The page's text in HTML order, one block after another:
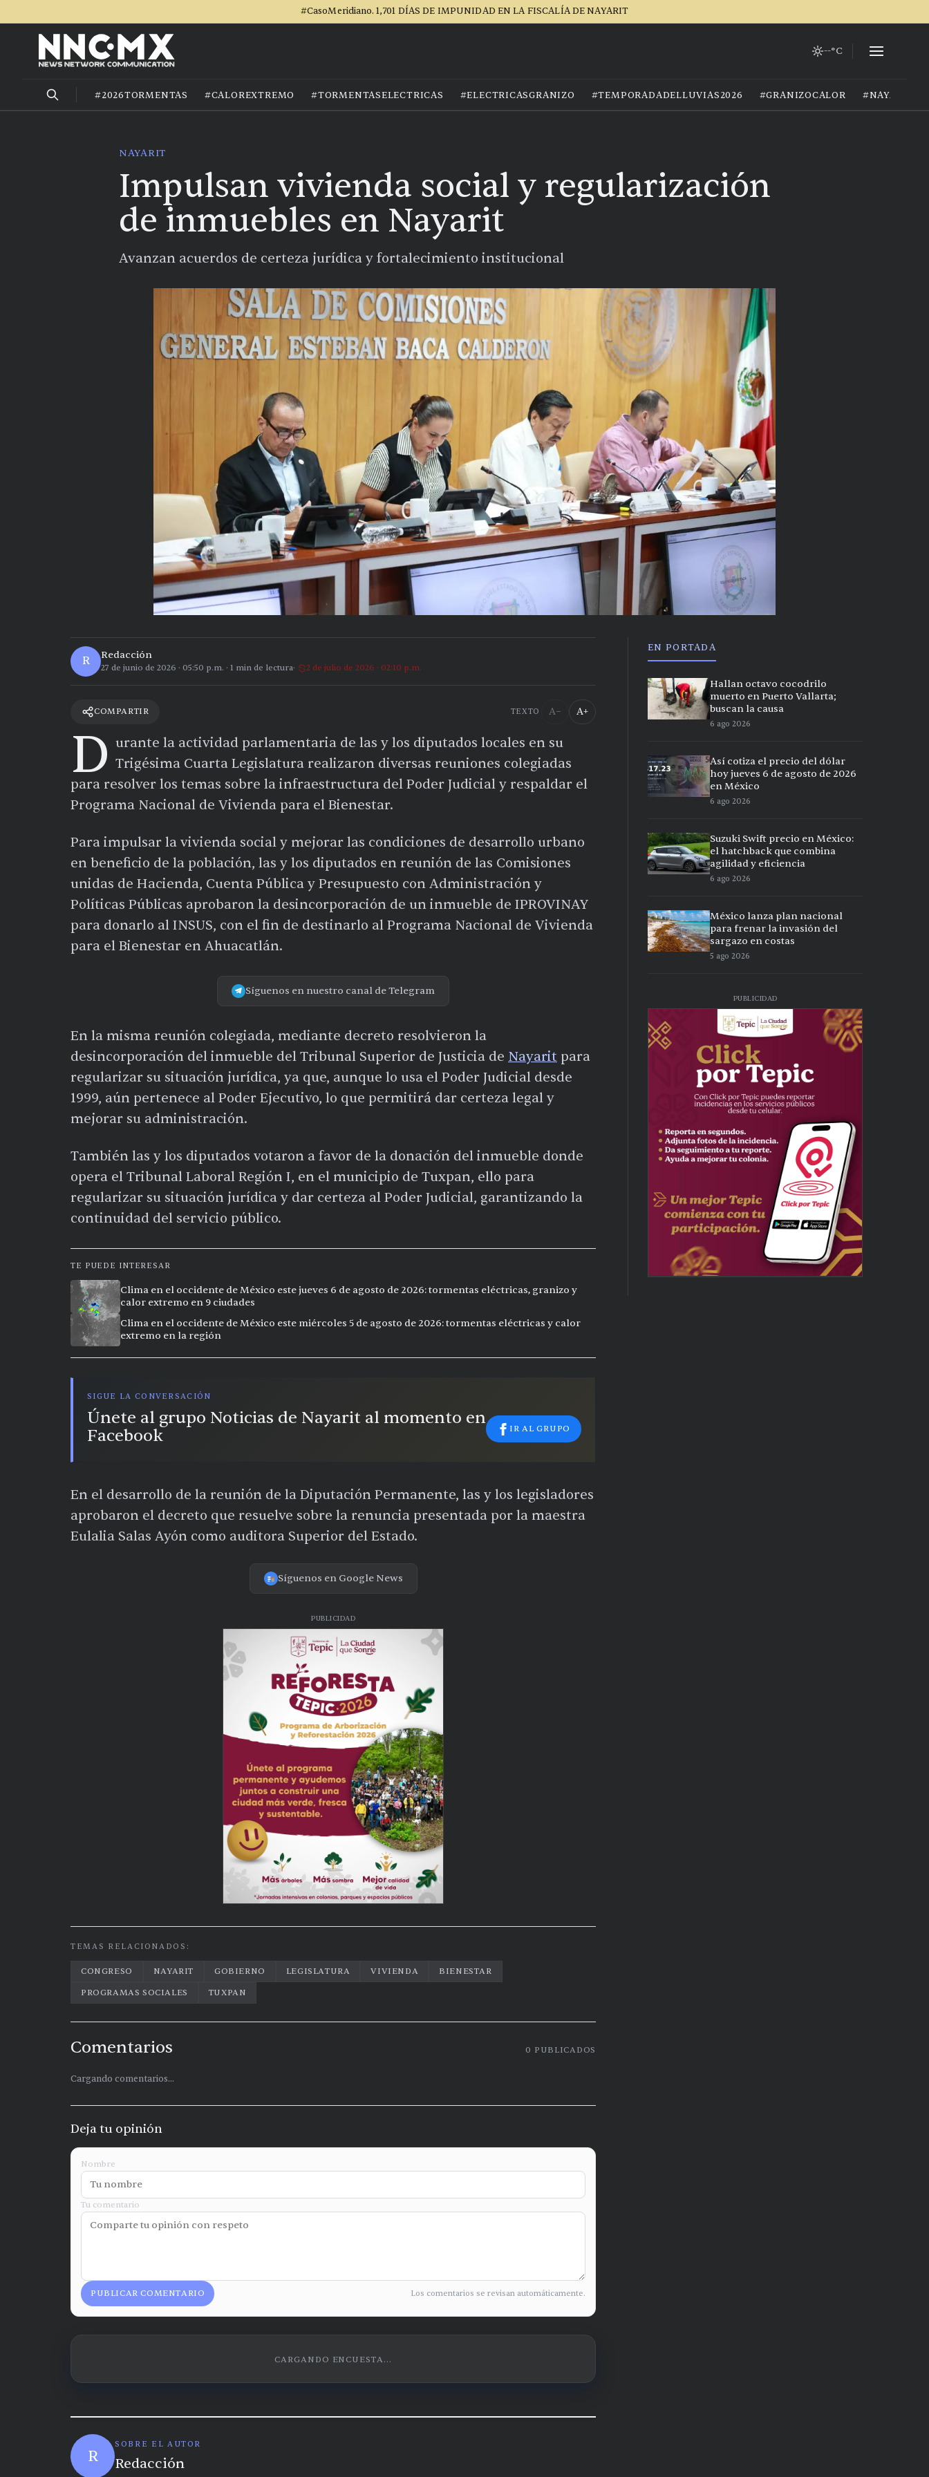
#CasoMeridiano. 1,701 DÍAS DE IMPUNIDAD EN LA FISCALÍA DE NAYARIT
--°C
#2026TORMENTAS #CALOREXTREMO #TORMENTASELECTRICAS #ELECTRICASGRANIZO #TEMPORADADELLUVIAS2026 #GRANIZOCALOR #NAYARIT
NAYARIT
Impulsan vivienda social y regularización
de inmuebles en Nayarit
Avanzan acuerdos de certeza jurídica y fortalecimiento institucional
R Redacción
27 de junio de 2026 · 05:50 p.m. · 1 min de lectura 2 de julio de 2026 · 02:10 p.m.
COMPARTIR TEXTO A− A+
D urante la actividad parlamentaria de las y los diputados locales en su
Trigésima Cuarta Legislatura realizaron diversas reuniones colegiadas
para resolver los temas sobre la infraestructura del Poder Judicial y respaldar el
Programa Nacional de Vivienda para el Bienestar.
Para impulsar la vivienda social y mejorar las condiciones de desarrollo urbano
en beneficio de la población, las y los diputados en reunión de las Comisiones
unidas de Hacienda, Cuenta Pública y Presupuesto con Administración y
Políticas Públicas aprobaron la desincorporación de un inmueble de IPROVINAY
para donarlo al INSUS, con el fin de destinarlo al Programa Nacional de Vivienda
para el Bienestar en Ahuacatlán.
Síguenos en nuestro canal de Telegram
En la misma reunión colegiada, mediante decreto resolvieron la
desincorporación del inmueble del Tribunal Superior de Justicia de Nayarit para
regularizar su situación jurídica, ya que, aunque lo usa el Poder Judicial desde
1999, aún pertenece al Poder Ejecutivo, lo que permitirá dar certeza legal y
mejorar su administración.
También las y los diputados votaron a favor de la donación del inmueble donde
opera el Tribunal Laboral Región I, en el municipio de Tuxpan, ello para
regularizar su situación jurídica y dar certeza al Poder Judicial, garantizando la
continuidad del servicio público.
TE PUEDE INTERESAR
Clima en el occidente de México este jueves 6 de agosto de 2026: tormentas eléctricas, granizo y
calor extremo en 9 ciudades
Clima en el occidente de México este miércoles 5 de agosto de 2026: tormentas eléctricas y calor
extremo en la región
SIGUE LA CONVERSACIÓN
Únete al grupo Noticias de Nayarit al momento en
Facebook
IR AL GRUPO
En el desarrollo de la reunión de la Diputación Permanente, las y los legisladores
aprobaron el decreto que resuelve sobre la renuncia presentada por la maestra
Eulalia Salas Ayón como auditora Superior del Estado.
Síguenos en Google News
PUBLICIDAD
TEMAS RELACIONADOS:
CONGRESO NAYARIT GOBIERNO LEGISLATURA VIVIENDA
BIENESTAR
PROGRAMAS SOCIALES
TUXPAN
Comentarios 0 PUBLICADOS
Cargando comentarios...
Deja tu opinión
Nombre
Tu comentario
PUBLICAR COMENTARIO Los comentarios se revisan automáticamente.
CARGANDO ENCUESTA...
R
SOBRE EL AUTOR
Redacción
EN PORTADA
Hallan octavo cocodrilo
muerto en Puerto Vallarta;
buscan la causa
6 ago 2026
Así cotiza el precio del dólar
hoy jueves 6 de agosto de 2026
en México
6 ago 2026
Suzuki Swift precio en México:
el hatchback que combina
agilidad y eficiencia
6 ago 2026
México lanza plan nacional
para frenar la invasión del
sargazo en costas
5 ago 2026
PUBLICIDAD